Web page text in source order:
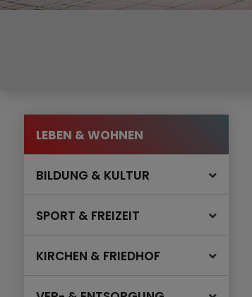
LEBEN & WOHNEN
BILDUNG & KULTUR
SPORT & FREIZEIT
KIRCHEN & FRIEDHOF